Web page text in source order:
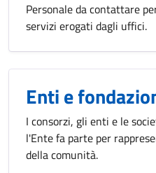
Personale da contattare
servizi erogati dagli uffici.
Enti e
I consorzi, gli enti e le
l'Ente fa parte per
della comunità.